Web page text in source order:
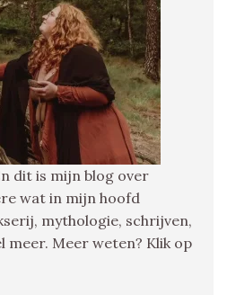
dit is mijn blog over
wat in mijn hoofd
mythologie, schrijven,
meer. Meer weten? Klik op